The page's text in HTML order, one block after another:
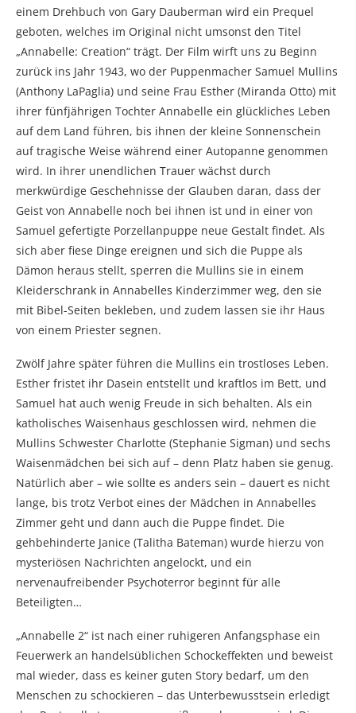
einem Drehbuch von Gary Dauberman wird ein Prequel
geboten, welches im Original nicht umsonst den Titel
„Annabelle: Creation“ trägt. Der Film wirft uns zu Beginn
zurück ins Jahr 1943, wo der Puppenmacher Samuel Mullins
(Anthony LaPaglia) und seine Frau Esther (Miranda Otto) mit
ihrer fünfjährigen Tochter Annabelle ein glückliches Leben
auf dem Land führen, bis ihnen der kleine Sonnenschein
auf tragische Weise während einer Autopanne genommen
wird. In ihrer unendlichen Trauer wächst durch
merkwürdige Geschehnisse der Glauben daran, dass der
Geist von Annabelle noch bei ihnen ist und in einer von
Samuel gefertigte Porzellanpuppe neue Gestalt findet. Als
sich aber fiese Dinge ereignen und sich die Puppe als
Dämon heraus stellt, sperren die Mullins sie in einem
Kleiderschrank in Annabelles Kinderzimmer weg, den sie
mit Bibel-Seiten bekleben, und zudem lassen sie ihr Haus
von einem Priester segnen.
Zwölf Jahre später führen die Mullins ein trostloses Leben.
Esther fristet ihr Dasein entstellt und kraftlos im Bett, und
Samuel hat auch wenig Freude in sich behalten. Als ein
katholisches Waisenhaus geschlossen wird, nehmen die
Mullins Schwester Charlotte (Stephanie Sigman) und sechs
Waisenmädchen bei sich auf – denn Platz haben sie genug.
Natürlich aber – wie sollte es anders sein – dauert es nicht
lange, bis trotz Verbot eines der Mädchen in Annabelles
Zimmer geht und dann auch die Puppe findet. Die
gehbehinderte Janice (Talitha Bateman) wurde hierzu von
mysteriösen Nachrichten angelockt, und ein
nervenaufreibender Psychoterror beginnt für alle
Beteiligten…
„Annabelle 2“ ist nach einer ruhigeren Anfangsphase ein
Feuerwerk an handelsüblichen Schockeffekten und beweist
mal wieder, dass es keiner guten Story bedarf, um den
Menschen zu schockieren – das Unterbewusstsein erledigt